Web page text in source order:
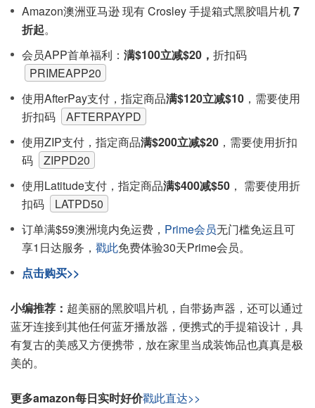
Amazon澳洲亚马逊 现有 Crosley 手提箱式黑胶唱片机7
折起。
会员APP首单福利： 满$100立减$20， 折扣码
PRIMEAPP20
使用AfterPay支付，指定商品满$120立减$10 ，需要使用
折扣码
AFTERPAYPD
使用ZIP支付，指定商品满$200立减$20 ，需要使用折扣
码
ZIPPD20
使用Latitude支付，指定商品满$400减$50 ， 需要使用折
扣码
LATPD50
订单满$59澳洲境内免运费， Prime会员无门槛免运且可
享1日达服务， 戳此免费体验30天Prime会员。
点击购买>>
小编推荐： 超美丽的黑胶唱片机，自带扬声器，还可以通过
蓝牙连接到其他任何蓝牙播放器，便携式的手提箱设计，具
有复古的美感又方便携带，放在家里当成装饰品也真真是极
美的。
更多amazon每日实时好价戳此直达>>